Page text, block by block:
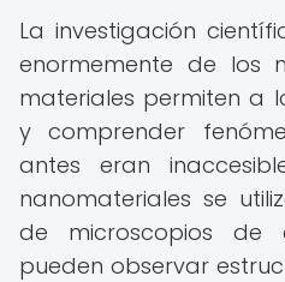
La investigación
enormemente de los
materiales permiten a
y comprender
antes eran
nanomateriales se
de microscopios de
pueden observar